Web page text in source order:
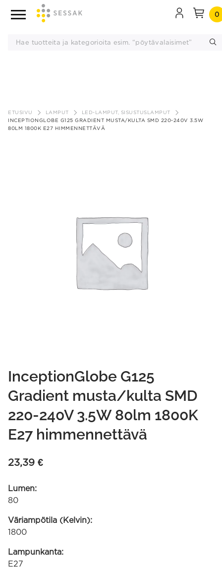
sisältöön
0
ETUSIVU LAMPUT
LED-LAMPUT, SISUSTUSLAMPUT
INCEPTIONGLOBE G125 GRADIENT MUSTA/KULTA SMD 220-240V 3.5W
80LM 1800K E27 HIMMENNETTÄVÄ
InceptionGlobe G125
Gradient musta/kulta SMD
220-240V 3.5W 80lm 1800K
E27 himmennettävä
23,39 €
Lumen:
80
Väriampötila (Kelvin):
1800
Lampunkanta:
E27